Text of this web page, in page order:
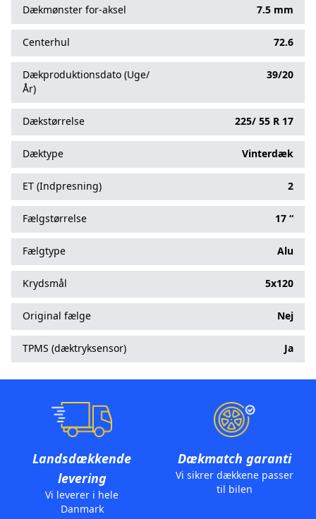
Dækmønster for-aksel 7.5 mm
Centerhul 72.6
Dækproduktionsdato (Uge/
År)
39/20
Dækstørrelse 225/ 55 R 17
Dæktype Vinterdæk
ET (Indpresning) 2
Fælgstørrelse 17 “
Fælgtype Alu
Krydsmål 5x120
Original fælge Nej
TPMS (dæktryksensor) Ja
Landsdækkende
levering
Vi leverer i hele
Danmark
Dækmatch garanti
Vi sikrer dækkene passer
til bilen